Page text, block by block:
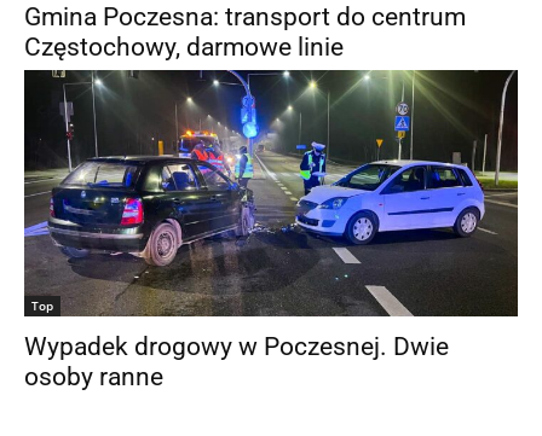
Gmina Poczesna: transport do centrum
Częstochowy, darmowe linie
Top
Wypadek drogowy w Poczesnej. Dwie
osoby ranne